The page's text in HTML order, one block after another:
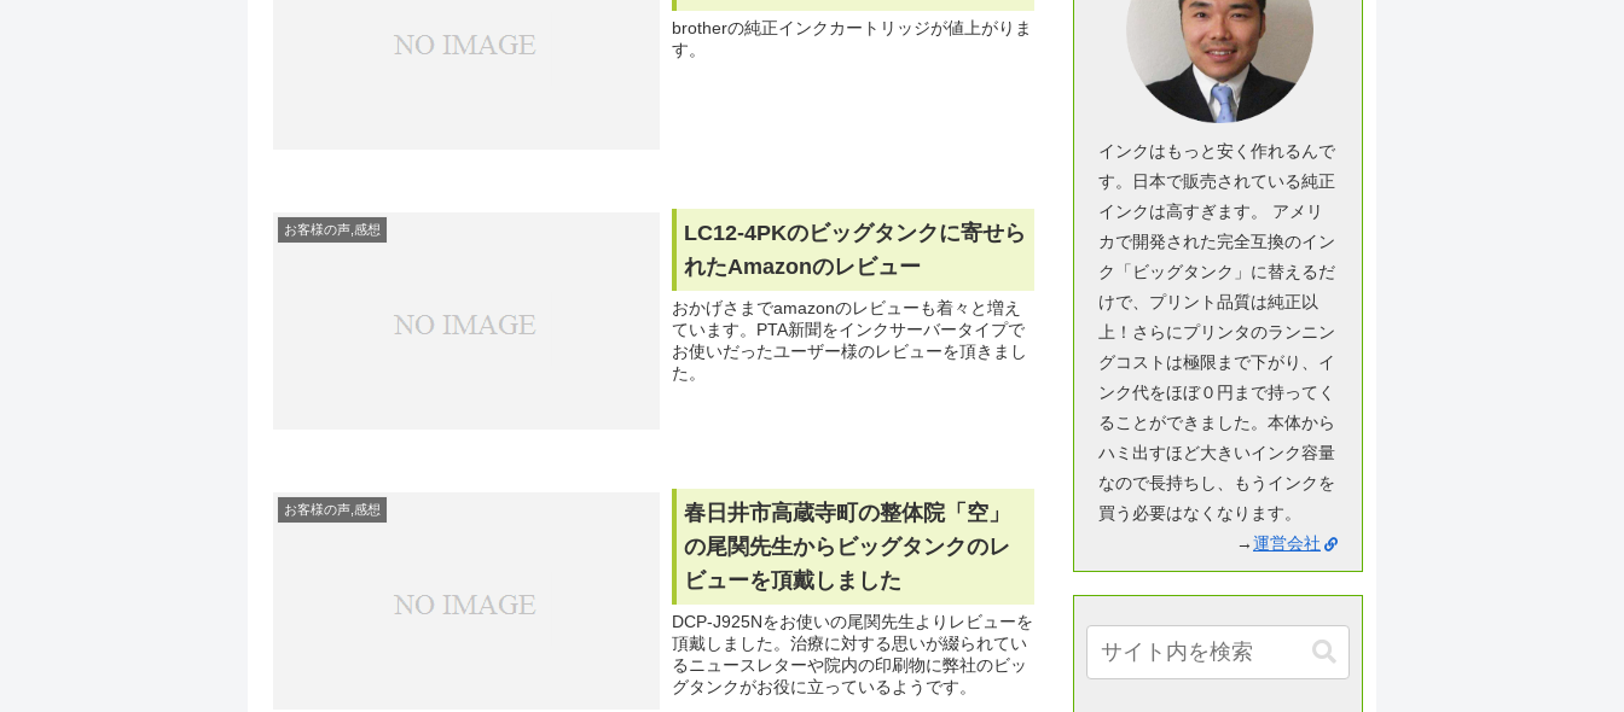
brotherの純正インクカートリッジが値上がりま
す。
お客様の声,感想
LC12-4PKのビッグタンクに寄せら
れたAmazonのレビュー
おかげさまでamazonのレビューも着々と増え
ています。PTA新聞をインクサーバータイプで
お使いだったユーザー様のレビューを頂きまし
た。
お客様の声,感想
春日井市高蔵寺町の整体院「空」
の尾関先生からビッグタンクのレ
ビューを頂戴しました
DCP-J925Nをお使いの尾関先生よりレビューを
頂戴しました。治療に対する思いが綴られてい
るニュースレターや院内の印刷物に弊社のビッ
グタンクがお役に立っているようです。
インクはもっと安く作れるんで
す。日本で販売されている純正
インクは高すぎます。 アメリ
カで開発された完全互換のイン
ク「ビッグタンク」に替えるだ
けで、プリント品質は純正以
上！さらにプリンタのランニン
グコストは極限まで下がり、イ
ンク代をほぼ０円まで持ってく
ることができました。本体から
ハミ出すほど大きいインク容量
なので長持ちし、もうインクを
買う必要はなくなります。
→運営会社